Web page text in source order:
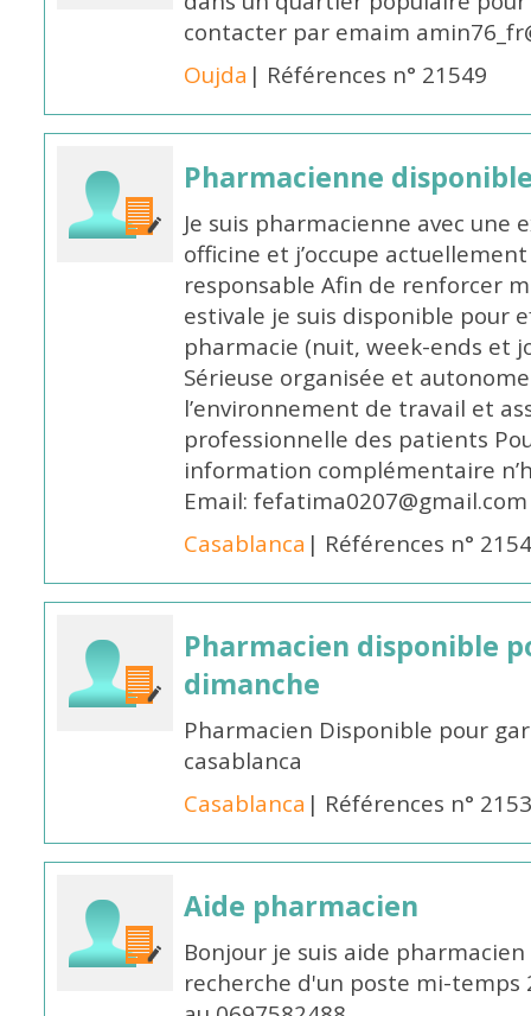
contacter par emaim
Oujda | Références n° 21549
Pharmacienne
Je suis pharmacienne avec
officine et j’occupe
responsable Afin de renforcer
estivale je suis disponible pour
pharmacie (nuit, week-ends et
Sérieuse organisée et
l’environnement de travail et
professionnelle des patients
information complémentaire
Email: fefatima0207@gmail.com
Casablanca | Références n°
Pharmacien disponible
dimanche
Pharmacien Disponible pour
casablanca
Casablanca | Références n°
Aide pharmacien
Bonjour je suis aide
recherche d'un poste mi-temps